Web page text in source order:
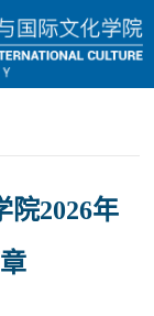
院2026年